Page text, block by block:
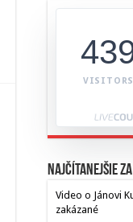
Najčítanejšie
Video o Jánovi
zakázané